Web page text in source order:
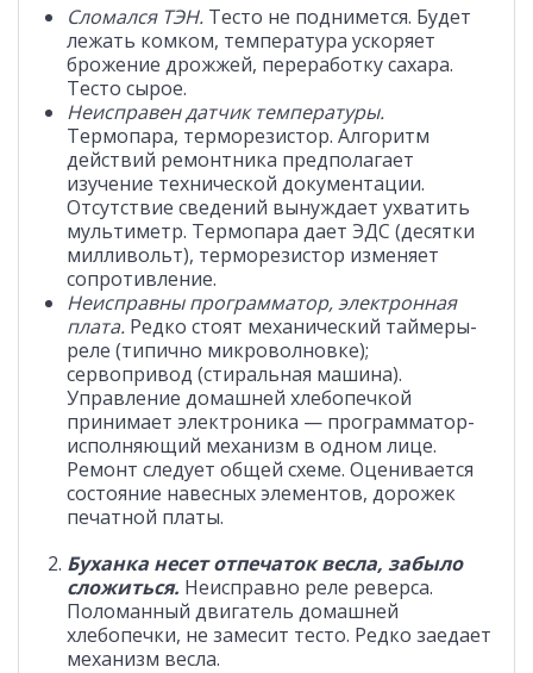
Сломался ТЭН. Тесто не поднимется. Будет
лежать комком, температура ускоряет
брожение дрожжей, переработку сахара.
Тесто сырое.
Неисправен датчик температуры.
Термопара, терморезистор. Алгоритм
действий ремонтника предполагает
изучение технической документации.
Отсутствие сведений вынуждает ухватить
мультиметр. Термопара дает ЭДС (десятки
милливольт), терморезистор изменяет
сопротивление.
Неисправны программатор, электронная
плата. Редко стоят механический таймеры-
реле (типично микроволновке);
сервопривод (стиральная машина).
Управление домашней хлебопечкой
принимает электроника — программатор-
исполняющий механизм в одном лице.
Ремонт следует общей схеме. Оценивается
состояние навесных элементов, дорожек
печатной платы.
Буханка несет отпечаток весла, забыло
сложиться. Неисправно реле реверса.
Поломанный двигатель домашней
хлебопечки, не замесит тесто. Редко заедает
механизм весла.